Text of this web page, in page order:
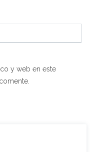
y web en este